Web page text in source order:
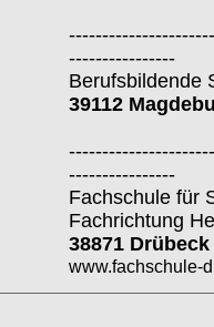
----------------
Berufsbildende
39112
----------------
Fachschule für
Fachrichtung
38871 Drübeck
www.fachschule-